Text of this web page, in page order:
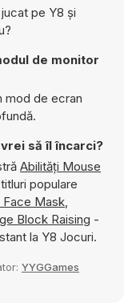
pe Y8 și
de monitor
mod de ecran
să îl încarci?
Abilități Mouse
populare
Face Mask,
Block Raising -
la Y8 Jocuri.
YYGGames